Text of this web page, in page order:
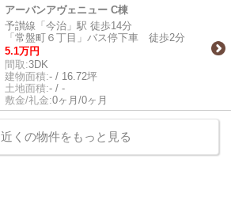
アーバンアヴェニュー C棟
予讃線「今治」駅 徒歩14分
「常盤町６丁目」バス停下車 徒歩2分
5.1万円
間取:3DK
建物面積:- / 16.72坪
土地面積:- / -
敷金/礼金:0ヶ月/0ヶ月
近くの物件をもっと見る